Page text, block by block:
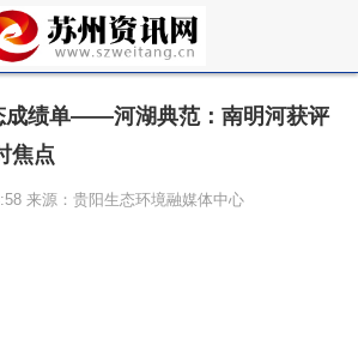
成绩单——河湖典范：南明河获评
焦点
来源：贵阳生态环境融媒体中心